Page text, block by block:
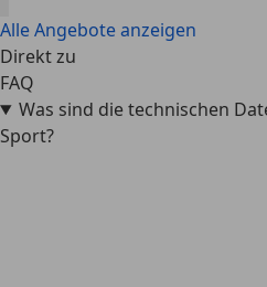
Alle Angebote anzeigen
Direkt zu
FAQ
Was sind die technischen
Sport?